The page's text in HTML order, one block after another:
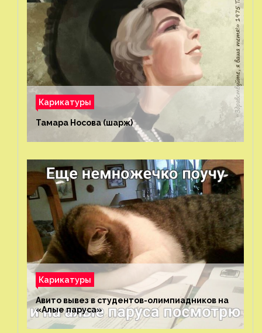
Карикатуры
Тамара Носова (шарж)⁠⁠
Карикатуры
Авито вывез в студентов-олимпиадников на
«Алые паруса»⁠⁠